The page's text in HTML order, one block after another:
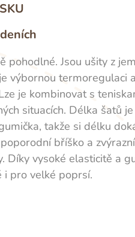
pohodlné. Jsou ušity z
výbornou termoregulaci
je kombinovat s
situacích. Délka šatů
takže si délku
bříško a
vysoké elasticitě a
i pro velké poprsí.